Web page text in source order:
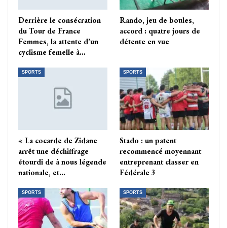
Derrière le consécration
du Tour de France
Femmes, la attente d’un
cyclisme femelle à…
Rando, jeu de boules,
accord : quatre jours de
détente en vue
SPORTS
« La cocarde de Zidane
arrêt une déchiffrage
étourdi de à nous légende
nationale, et…
SPORTS
Stado : un patent
recommencé moyennant
entreprenant classer en
Fédérale 3
SPORTS SPORTS